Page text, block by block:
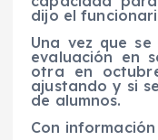
dijo el
Una vez que
evaluación en
otra en
ajustando y si
de alumnos.
Con